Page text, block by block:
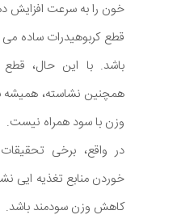
خون را به سرعت افزایش
قطع کربوهیدرات ساده
باشد. با این حال، قطع
همچنین نشاسته، همیشه
وزن با سود همراه نیست.
در واقع، برخی
خوردن منابع تغذیه ایی
کاهش وزن سودمند باشد.